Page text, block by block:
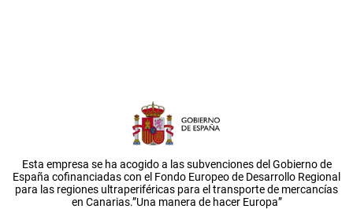
Esta empresa se ha acogido a las subvenciones del Gobierno de
España cofinanciadas con el Fondo Europeo de Desarrollo Regional
para las regiones ultraperiféricas para el transporte de mercancías
en Canarias.”Una manera de hacer Europa”